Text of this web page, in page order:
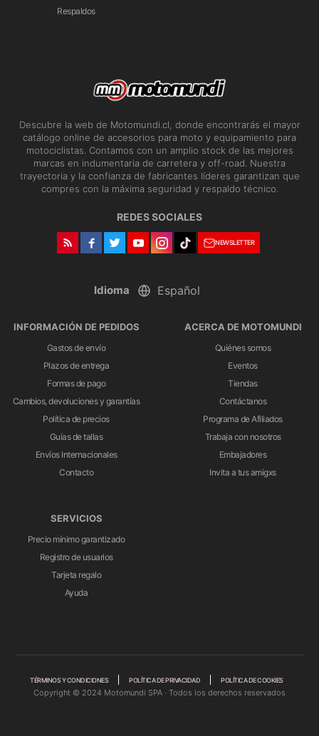
Respaldos
Descubre la web de Motomundi.cl, donde encontrarás el mayor
catálogo online de accesorios para moto y equipamiento para
motociclistas. Contamos con un amplio stock de las mejores
marcas en indumentaria de carretera y off-road. Nuestra
trayectoria y la confianza de fabricantes líderes garantizan que
compres con la máxima seguridad y respaldo técnico.
REDES SOCIALES
NEWSLETTER
Idioma
INFORMACIÓN DE PEDIDOS
Gastos de envío
Plazos de entrega
Formas de pago
Cambios, devoluciones y garantías
Política de precios
Guías de tallas
Envíos Internacionales
Contacto
ACERCA DE MOTOMUNDI
Quiénes somos
Eventos
Tiendas
Contáctanos
Programa de Afiliados
Trabaja con nosotros
Embajadores
Invita a tus amigxs
SERVICIOS
Precio mínimo garantizado
Registro de usuarios
Tarjeta regalo
Ayuda
TÉRMINOS Y CONDICIONES POLÍTICA DE PRIVACIDAD POLÍTICA DE COOKIES
Copyright © 2024 Motomundi SPA · Todos los derechos reservados